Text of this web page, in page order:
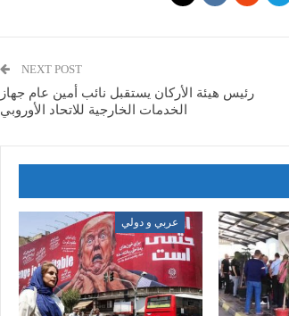
NEXT POST
رئيس هيئة الأركان يستقبل نائب أمين عام جهاز
الخدمات الخارجية للاتحاد الأوروبي
عربي و دولي